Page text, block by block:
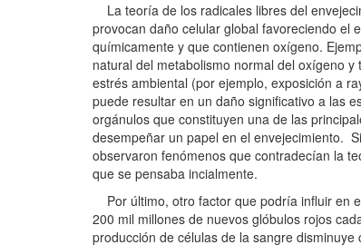
La teoría de los radicales libres del
provocan daño celular global favoreciendo el
químicamente y que contienen oxígeno.
natural del metabolismo normal del oxígeno
estrés ambiental (por ejemplo, exposición a
puede resultar en un daño significativo a las
orgánulos que constituyen una de las
desempeñar un papel en el envejecimiento.
observaron fenómenos que contradecían la
que se pensaba incialmente.
Por último, otro factor que podría influir en
200 mil millones de nuevos glóbulos rojos
producción de células de la sangre